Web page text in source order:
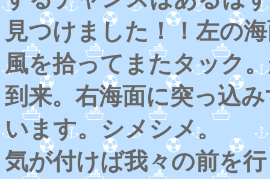
見つけました！！左の
風を拾ってまたタック
到来。右海面に突っ込
います。シメシメ。
気が付けば我々の前を